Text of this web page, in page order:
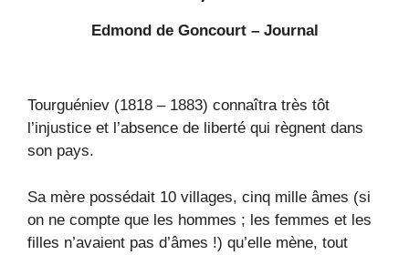
Edmond de Goncourt – Journal
Tourguéniev (1818 – 1883) connaîtra très tôt
l’injustice et l’absence de liberté qui règnent dans
son pays.
Sa mère possédait 10 villages, cinq mille âmes (si
on ne compte que les hommes ; les femmes et les
filles n’avaient pas d’âmes !) qu’elle mène, tout